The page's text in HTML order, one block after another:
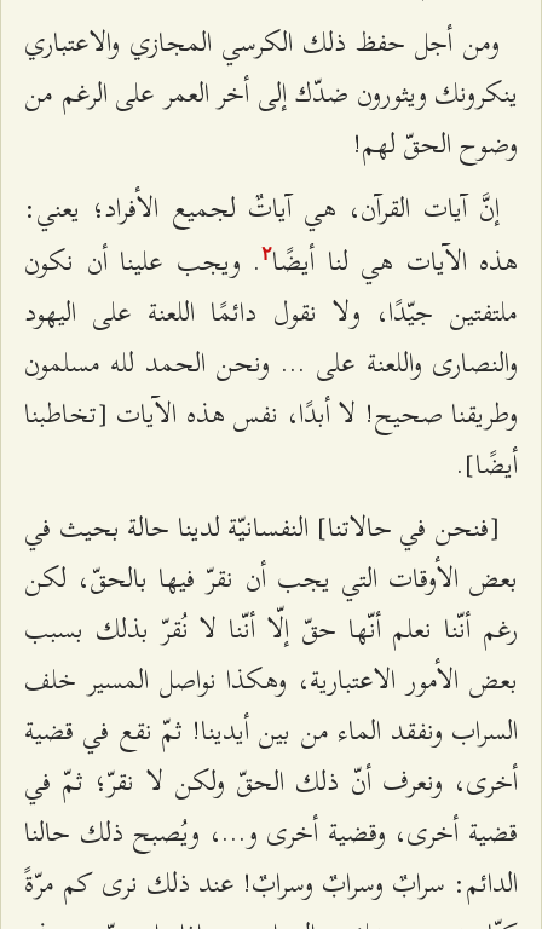
ومن أجل حفظ ذلك الكرسي المجازي والاعتباري
ينكرونك ويثورون ضدّك إلى أخر العمر على الرغم من
وضوح الحقّ لهم!
إنَّ آيات القرآن، هي آياتٌ لجميع الأفراد؛ يعني:
هذه الآيات هي لنا أيضًا٢. ويجب علينا أن نكون
ملتفتين جيّدًا، ولا نقول دائمًا اللعنة على اليهود
والنصارى واللعنة على ... ونحن الحمد لله مسلمون
وطريقنا صحيح! لا أبدًا، نفس هذه الآيات [تخاطبنا
أيضًا].
[فنحن في حالاتنا] النفسانيّة لدينا حالة بحيث في
بعض الأوقات التي يجب أن نقرّ فيها بالحقّ، لكن
رغم أنّنا نعلم أنّها حقّ إلّا أنّنا لا نُقرّ بذلك بسبب
بعض الأمور الاعتبارية، وهكذا نواصل المسير خلف
السراب ونفقد الماء من بين أيدينا! ثمّ نقع في قضية
أخرى، ونعرف أنّ ذلك الحقّ ولكن لا نقرّ؛ ثمّ في
قضية أخرى، وقضية أخرى و...، ويُصبح ذلك حالنا
الدائم: سرابٌ وسرابٌ وسرابٌ! عند ذلك نرى كم مرّةً